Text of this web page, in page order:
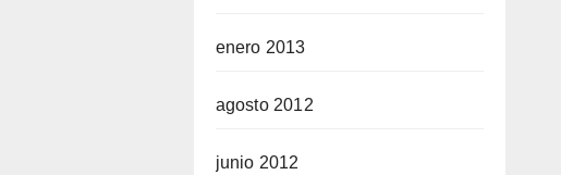
enero 2013
agosto 2012
junio 2012